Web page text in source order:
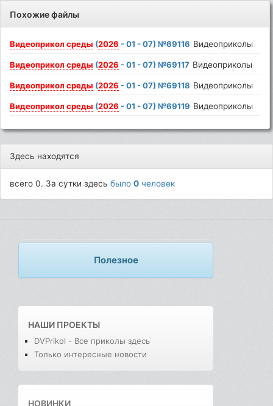
Похожие файлы
Видеоприкол среды (2026 - 01 - 07) №69116 Видеоприколы
Видеоприкол среды (2026 - 01 - 07) №69117 Видеоприколы
Видеоприкол среды (2026 - 01 - 07) №69118 Видеоприколы
Видеоприкол среды (2026 - 01 - 07) №69119 Видеоприколы
Здесь находятся
всего 0. За сутки здесьбыло0 человек
Полезное
НАШИ ПРОЕКТЫ
DVPrikol - Все приколы здесь
Только интересные новости
НОВИНКИ